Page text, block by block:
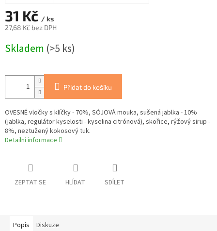
31 Kč / ks
27,68 Kč bez DPH
cena:
Skladem (>5 ks)
Přidat do košíku
OVESNÉ vločky s klíčky - 70%, SÓJOVÁ mouka, sušená jablka - 10%
(jablka, regulátor kyselosti - kyselina citrónová), skořice, rýžový sirup -
8%, neztužený kokosový tuk.
Detailní informace
ZEPTAT SE HLÍDAT SDÍLET
Popis Diskuze